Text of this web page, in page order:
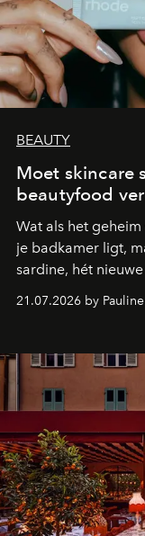
BEAUTY
Moet skincare
beautyfood
Wat als het
je badkamer ligt,
sardine, hét
kijker met twee
21.07.2026 by